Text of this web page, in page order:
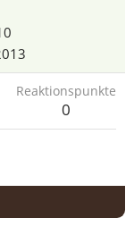
Reaktionspunkte
0